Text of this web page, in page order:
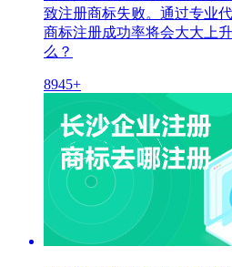
致注册商标失败。通过专业
商标注册成功率将会大大上
么？
8945+